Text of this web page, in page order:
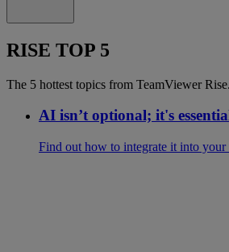
RISE TOP 5
The 5 hottest topics from TeamViewer Rise.
AI isn’t optional; it's
Find out how to integrate it into your